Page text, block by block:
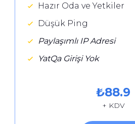
Hazır Oda ve Yetkiler
Düşük Ping
Paylaşımlı IP Adresi
YatQa Girişi Yok
₺88.9
+ KDV